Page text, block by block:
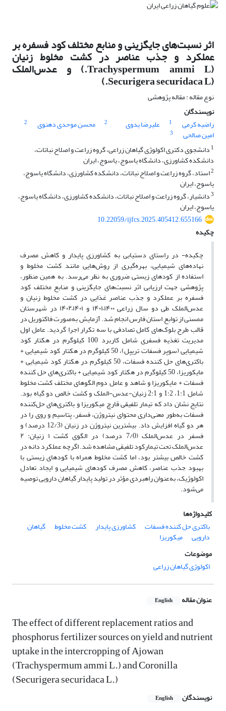
اثر نسبت‌های جایگزینی و منابع مختلف کود فسفره بر
عملکرد و جذب عناصر در کشت مخلوط زنیان
(Trachyspermum ammi L.) و عدس‌الملک
(Securigera securidaca L.)
نوع مقاله : مقاله پژوهشی
نویسندگان
راضیه کرمی
1 علیرضا یدوی 2 محسن موحدی دهنوی 2
امین صالحی
3
1 دانشجوی دکتری اکولوژی گیاهان زراعی، گروه زراعت و اصلاح نباتات،
دانشکده کشاورزی، دانشگاه یاسوج، یاسوج، ایران
2استاد، گروه زراعت و اصلاح نباتات، دانشکده کشاورزی، دانشگاه یاسوج،
یاسوج، ایران
3دانشیار، گروه زراعت و اصلاح نباتات، دانشکده کشاورزی، دانشگاه یاسوج،
یاسوج، ایران
10.22059/ijfcs.2025.405412.655166
چکیده
چکیده- در راستای دستیابی به کشاورزی پایدار و کاهش مصرف
نهاده‌های شیمیایی، بهره‌گیری از روش‌هایی مانند کشت مخلوط و
استفاده از کودهای زیستی ضروری به نظر می‌رسد. به همین منظور،
پژوهشی جهت ارزیابی اثر نسبت‌های جایگزینی و منابع مختلف کود
فسفره بر عملکرد و جذب عناصر غذایی در کشت مخلوط زنیان و
عدس‌الملک طی دو سال زراعی ۱۴۰۰–۱۴۰۱ و ۱۴۰۱–۱۴۰۲ در شهرستان
ممسنی از توابع استان فارس انجام شد. آزمایش به‌صورت فاکتوریل در
قالب طرح بلوک‌های کامل تصادفی با سه تکرار اجرا گردید. عامل اول
مدیریت تغذیه فسفری شامل کاربرد 100 کیلوگرم در هکتار کود
شیمیایی (سوپر فسفات تریپل)، 50 کیلوگرم در هکتار کود شیمیایی +
باکتری‌های حل کننده فسفات، 50 کیلوگرم در هکتار کود شیمیایی +
مایکوریزا، 50 کیلوگرم در هکتار کود شیمیایی + باکتری‌های حل کننده
فسفات + مایکوریزا و شاهد و عامل دوم الگوهای مختلف کشت مخلوط
شامل 1:1، 1:2 و 2:1 زنیان-عدس-الملک و کشت خالص دو گیاه بود.
نتایج نشان داد که تیمار تلفیقی قارچ میکوریزا و باکتری‌های حل‌کننده
فسفات به‌طور معنی‌داری محتوای نیتروژن، فسفر، پتاسیم و روی را در
هر دو گیاه افزایش داد. بیشترین نیتروژن در زنیان (12/3 درصد) و
فسفر در عدس‌الملک (7/0 درصد) در الگوی کشت ۱ زنیان: ۲
عدس‌الملک تحت تیمارکود تلفیقی مشاهده شد. اگرچه عملکرد دانه در
کشت خالص بیشتر بود، اما کشت مخلوط همراه با کودهای زیستی با
بهبود جذب عناصر، کاهش مصرف کودهای شیمیایی و ایجاد تعادل
اکولوژیک، به‌عنوان راهبردی مؤثر در تولید پایدار گیاهان دارویی توصیه
می‌شود.
کلیدواژه‌ها
باکتری حل کننده فسفات
کشاورزی پایدار کشت مخلوط گیاهان
دارویی
میکوریزا
موضوعات
اکولوژی گیاهان زراعی
عنوان مقاله English
The effect of different replacement ratios and
phosphorus fertilizer sources on yield and nutrient
uptake in the intercropping of Ajowan
(Trachyspermum ammi L.) and Coronilla
(Securigera securidaca L.)
نویسندگان English